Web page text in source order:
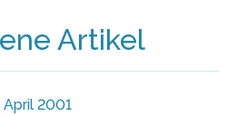
Artikel
April 2001